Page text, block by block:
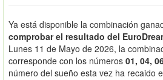
Ya está disponible la combinación
comprobar el resultado del
Lunes 11 de Mayo de 2026, la
corresponde con los números 01, 04,
número del sueño esta vez ha recaido